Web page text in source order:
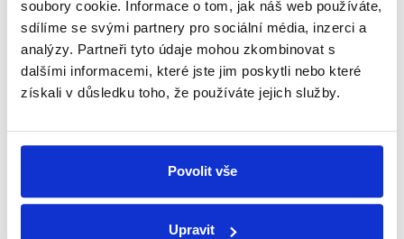
soubory cookie. Informace o tom, jak náš web používáte,
sdílíme se svými partnery pro sociální média, inzerci a
analýzy. Partneři tyto údaje mohou zkombinovat s
dalšími informacemi, které jste jim poskytli nebo které
získali v důsledku toho, že používáte jejich služby.
Povolit vše
Upravit
Petr Fiala
Jsme druhá nejvíce investující
země v Evropské unii.
Partie Terezie Tománkové ,1. března 2026
Ekonomika
PRAVDA
V žebříčku míry investic vůči HDP je Česká
republika mezi členskými státy EU dokonce na
prvním místě. Podle nejnovějších dat Eurostatu